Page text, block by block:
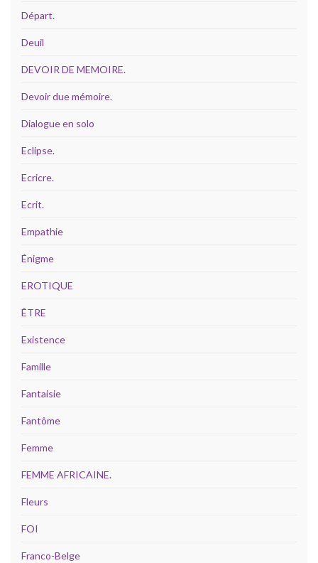
Départ.
Deuil
DEVOIR DE MEMOIRE.
Devoir due mémoire.
Dialogue en solo
Eclipse.
Ecricre.
Ecrit.
Empathie
Énigme
EROTIQUE
ÊTRE
Existence
Famille
Fantaisie
Fantôme
Femme
FEMME AFRICAINE.
Fleurs
FOI
Franco-Belge